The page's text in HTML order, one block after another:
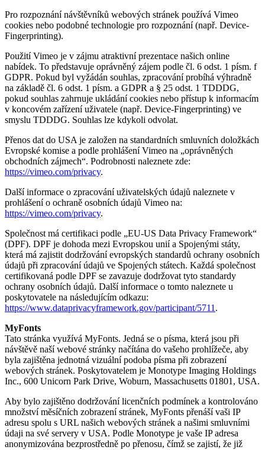
Pro rozpoznání návštěvníků webových stránek používá Vimeo
cookies nebo podobné technologie pro rozpoznání (např. Device-
Fingerprinting).
Použití Vimeo je v zájmu atraktivní prezentace našich online
nabídek. To představuje oprávněný zájem podle čl. 6 odst. 1 písm. f
GDPR. Pokud byl vyžádán souhlas, zpracování probíhá výhradně
na základě čl. 6 odst. 1 písm. a GDPR a § 25 odst. 1 TDDDG,
pokud souhlas zahrnuje ukládání cookies nebo přístup k informacím
v koncovém zařízení uživatele (např. Device-Fingerprinting) ve
smyslu TDDDG. Souhlas lze kdykoli odvolat.
Přenos dat do USA je založen na standardních smluvních doložkách
Evropské komise a podle prohlášení Vimeo na „oprávněných
obchodních zájmech“. Podrobnosti naleznete zde:
https://vimeo.com/privacy.
Další informace o zpracování uživatelských údajů naleznete v
prohlášení o ochraně osobních údajů Vimeo na:
https://vimeo.com/privacy.
Společnost má certifikaci podle „EU-US Data Privacy Framework“
(DPF). DPF je dohoda mezi Evropskou unií a Spojenými státy,
která má zajistit dodržování evropských standardů ochrany osobních
údajů při zpracování údajů ve Spojených státech. Každá společnost
certifikovaná podle DPF se zavazuje dodržovat tyto standardy
ochrany osobních údajů. Další informace o tomto naleznete u
poskytovatele na následujícím odkazu:
https://www.dataprivacyframework.gov/participant/5711 .
MyFonts
Tato stránka využívá MyFonts. Jedná se o písma, která jsou při
návštěvě naší webové stránky načítána do vašeho prohlížeče, aby
byla zajištěna jednotná vizuální podoba písma při zobrazení
webových stránek. Poskytovatelem je Monotype Imaging Holdings
Inc., 600 Unicorn Park Drive, Woburn, Massachusetts 01801, USA.
Aby bylo zajištěno dodržování licenčních podmínek a kontrolováno
množství měsíčních zobrazení stránek, MyFonts přenáší vaši IP
adresu spolu s URL našich webových stránek a našimi smluvními
údaji na své servery v USA. Podle Monotype je vaše IP adresa
anonymizována bezprostředně po přenosu, čímž se zajistí, že již